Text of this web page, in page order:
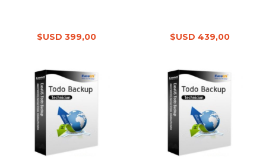
$USD 399,00 $USD 439,00